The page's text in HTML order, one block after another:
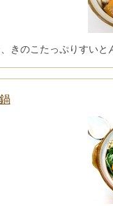
きのこたっぷりすいと